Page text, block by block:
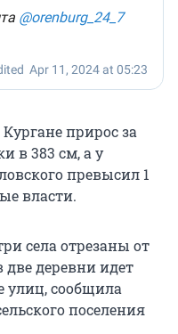
прирос за
в 383 см, а у
превысил 1
власти.
села отрезаны от
две деревни идет
улиц, сообщила
поселения